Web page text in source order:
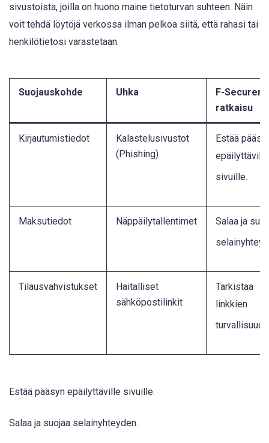
sivustoista, joilla on huono maine tietoturvan suhteen. Näin
voit tehdä löytöjä verkossa ilman pelkoa siitä, että rahasi tai
henkilötietosi varastetaan.
Suojauskohde Uhka
F-Securen
ratkaisu
Kirjautumistiedot
Kalastelusivustot
(Phishing)
Estää
epäilyttäville
sivuille.
Maksutiedot Näppäilytallentimet
Salaa ja
Tilausvahvistukset
Haitalliset
sähköpostilinkit
Tarkistaa
linkkien
Estää pääsyn epäilyttäville sivuille.
Salaa ja suojaa selainyhteyden.